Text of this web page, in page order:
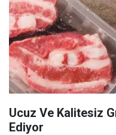
Ucuz Ve Kalitesiz
Ediyor